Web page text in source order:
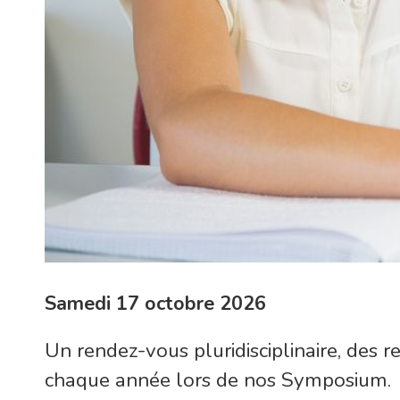
Samedi 17 octobre 2026
Un rendez-vous pluridisciplinaire, des
chaque année lors de nos Symposium.